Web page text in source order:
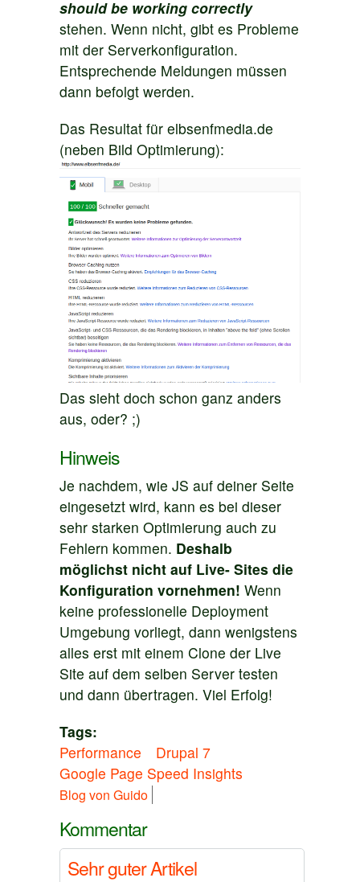
should be working correctly
stehen. Wenn nicht, gibt es Probleme
mit der Serverkonfiguration.
Entsprechende Meldungen müssen
dann befolgt werden.
Das Resultat für elbsenfmedia.de
(neben Bild Optimierung):
Das sieht doch schon ganz anders
aus, oder? ;)
Hinweis
Je nachdem, wie JS auf deiner Seite
eingesetzt wird, kann es bei dieser
sehr starken Optimierung auch zu
Fehlern kommen. Deshalb
möglichst nicht auf Live- Sites die
Konfiguration vornehmen! Wenn
keine professionelle Deployment
Umgebung vorliegt, dann wenigstens
alles erst mit einem Clone der Live
Site auf dem selben Server testen
und dann übertragen. Viel Erfolg!
Tags:
Performance
Drupal 7
Google Page Speed Insights
Blog von Guido
Kommentar
Sehr guter Artikel